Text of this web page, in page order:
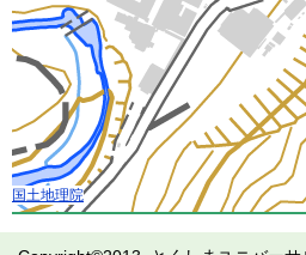
国土地理院